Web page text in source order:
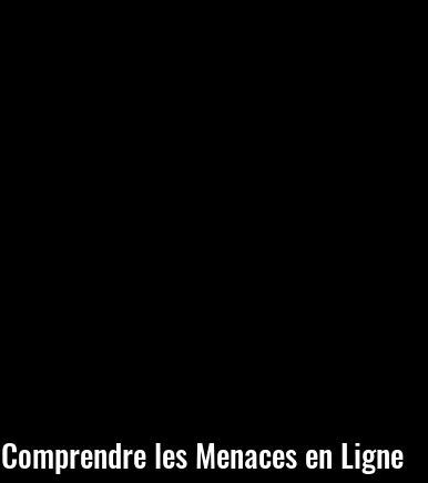
Comprendre les Menaces en Ligne